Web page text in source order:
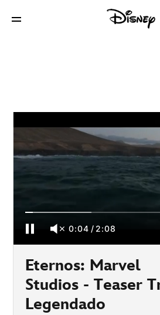
0:04 / 2:08
Eternos: Marvel
Studios - Teaser
Legendado